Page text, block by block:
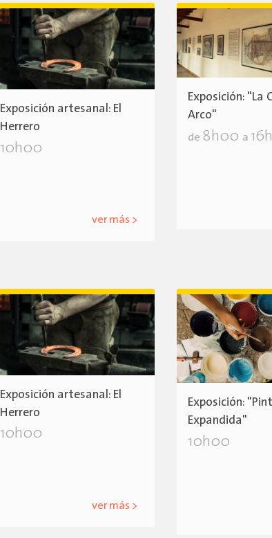
Exposición artesanal: El
Herrero
10h00
ver más >
Exposición: "La
Arco"
de 8h00 a
Exposición artesanal: El
Herrero
10h00
ver más >
Exposición:
Expandida"
10h00